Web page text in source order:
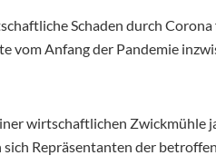
Schaden durch
vom Anfang der Pandemie
wirtschaftlichen Zwickmühle
Repräsentanten der